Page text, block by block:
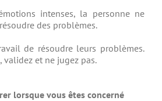
intenses, la personne ne
des problèmes.
de résoudre leurs problèmes.
validez et ne jugez pas.
lorsque vous êtes concerné